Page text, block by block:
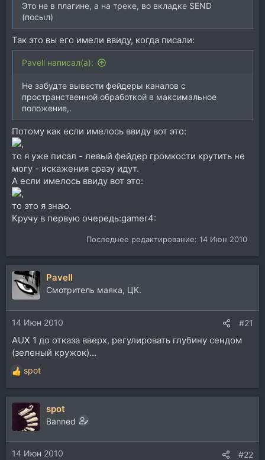
Это не в плагине, а на треке, во вкладке SEND
(посыл)
Так это вы его имели ввиду, когда писали:
Pavell написал(а):
Не забудте вывести фейдеры каналов с
пространственной обработкой в максимальное
положение,.
Потому как если имелось ввиду вот это:
,
то я уже писал - левый фейдер громкости крутить не
могу - искажения сразу идут.
А если имелось ввиду вот это:
,
то это я знаю.
Кручу в первую очередь:gamer4:
Последнее редактирование: 14 Июн 2010
Pavell
Смотритель маяка, ЦК.
14 Июн 2010 #21
AUX 1 до отказа вверх, регулировать глубину сендом
(зеленый кружок)...
Р
е
а
и
и
:
spot
spot
Banned
14 Июн 2010 #22